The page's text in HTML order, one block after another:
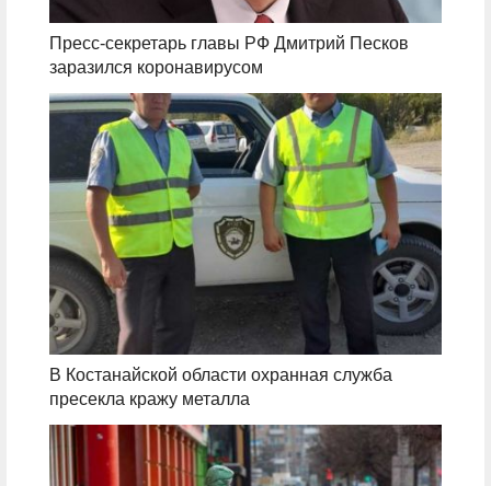
Пресс-секретарь главы РФ Дмитрий Песков
заразился коронавирусом
В Костанайской области охранная служба
пресекла кражу металла